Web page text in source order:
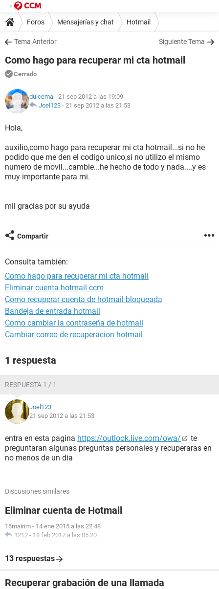
Foros Mensajerías y chat Hotmail
Tema Anterior Siguiente Tema
Como hago para recuperar mi cta hotmail
Cerrado
dulcema - 21 sep 2012 a las 19:09
Joel123 - 21 sep 2012 a las 21:53
Hola,
auxilio,como hago para recuperar mi cta hotmail...si no he
podido que me den el codigo unico,si no utilizo el mismo
numero de movil...cambie...he hecho de todo y nada....y es
muy importante para mi.
mil gracias por su ayuda
Compartir
Consulta también:
Como hago para recuperar mi cta hotmail
Eliminar cuenta hotmail ccm
Como recuperar cuenta de hotmail bloqueada
Bandeja de entrada hotmail
Como cambiar la contraseña de hotmail
Cambiar correo de recuperacion hotmail
1 respuesta
RESPUESTA 1 / 1
Joel123
21 sep 2012 a las 21:53
entra en esta pagina https://outlook.live.com/owa/
te
preguntaran algunas preguntas personales y recuperaras en
no menos de un dia
Discusiones similares
Eliminar cuenta de Hotmail
16mairim - 14 ene 2015 a las 22:48
1212 - 18 feb 2017 a las 05:20
13 respuestas
Recuperar grabación de una llamada